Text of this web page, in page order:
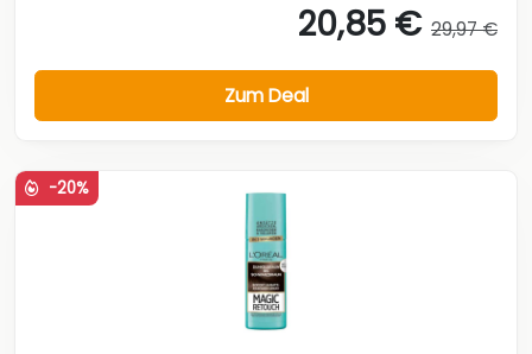
20,85 € 29,97 €
Zum Deal
-20%